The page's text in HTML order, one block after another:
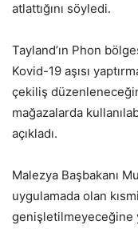
atlattığını söyledi.
Tayland’ın Phon
Kovid-19 aşısı
çekiliş
mağazalarda
açıkladı.
Malezya Başbakanı
uygulamada olan
genişletilmeyeceğine